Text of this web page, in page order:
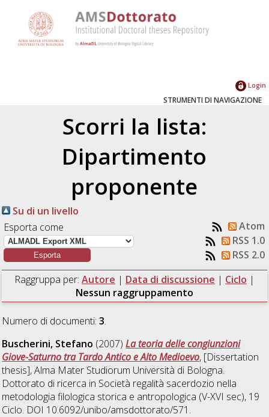
Login
STRUMENTI DI NAVIGAZIONE
Scorri la lista:
Dipartimento
proponente
Su di un livello
Esporta come
Atom
RSS 1.0
RSS 2.0
Raggruppa per: Autore | Data di discussione | Ciclo |
Nessun raggruppamento
Numero di documenti:3.
Buscherini, Stefano (2007)La teoria delle congiunzioni
Giove-Saturno tra Tardo Antico e Alto Medioevo, [Dissertation
thesis], Alma Mater Studiorum Università di Bologna.
Dottorato di ricerca in Società regalità sacerdozio nella
metodologia filologica storica e antropologica (V-XVI sec), 19
Ciclo. DOI 10.6092/unibo/amsdottorato/571.